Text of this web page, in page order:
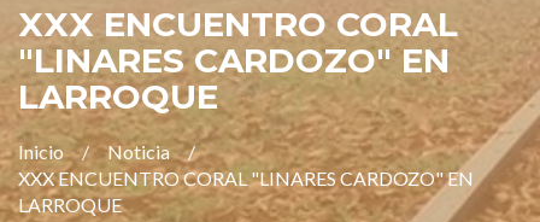
XXX ENCUENTRO CORAL
"LINARES CARDOZO" EN
LARROQUE
Inicio
Noticia
XXX ENCUENTRO CORAL "LINARES CARDOZO" EN
LARROQUE